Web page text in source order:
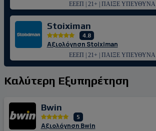
ΕΕΕΠ | 21+ | ΠΑΙΞΕ ΥΠΕΥΘΥΝΑ
Stoiximan
4.8
Αξιολόγηση Stoiximan
ΕΕΕΠ | 21+ | ΠΑΙΞΕ ΥΠΕΥΘΥΝΑ
Καλύτερη Εξυπηρέτηση
Bwin
5
Αξιολόγηση Bwin